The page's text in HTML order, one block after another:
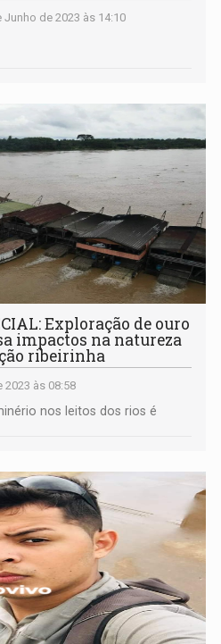
Junho de 2023 às 14:10
Exploração de ouro
impactos na natureza
ribeirinha
2023 às 08:58
nos leitos dos rios é